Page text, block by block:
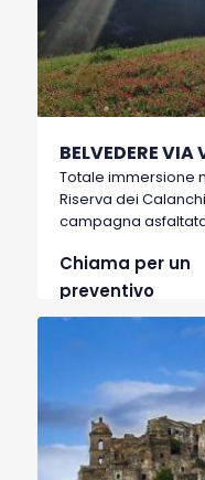
BELVEDERE VIA
Totale immersione
Riserva dei
campagna
questa immersione
panoramico
Montalbano da
Chiama per un
preventivo